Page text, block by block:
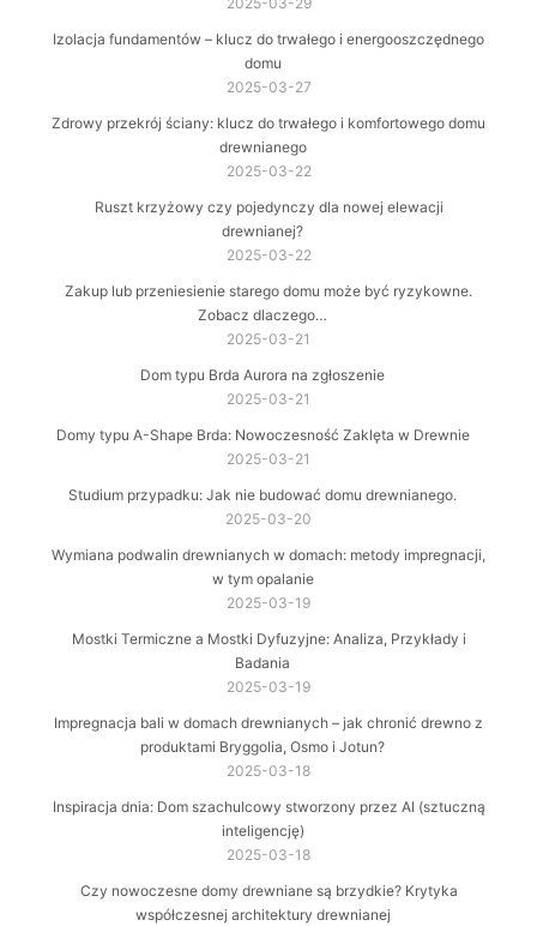
Izolacja fundamentów – klucz do trwałego i energooszczędnego
domu
2025-03-27
Zdrowy przekrój ściany: klucz do trwałego i komfortowego domu
drewnianego
2025-03-22
Ruszt krzyżowy czy pojedynczy dla nowej elewacji
drewnianej?
2025-03-22
Zakup lub przeniesienie starego domu może być ryzykowne.
Zobacz dlaczego…
2025-03-21
Dom typu Brda Aurora na zgłoszenie
2025-03-21
Domy typu A-Shape Brda: Nowoczesność Zaklęta w Drewnie
2025-03-21
Studium przypadku: Jak nie budować domu drewnianego.
2025-03-20
Wymiana podwalin drewnianych w domach: metody impregnacji,
w tym opalanie
2025-03-19
Mostki Termiczne a Mostki Dyfuzyjne: Analiza, Przykłady i
Badania
2025-03-19
Impregnacja bali w domach drewnianych – jak chronić drewno z
produktami Bryggolia, Osmo i Jotun?
2025-03-18
Inspiracja dnia: Dom szachulcowy stworzony przez AI (sztuczną
inteligencję)
2025-03-18
Czy nowoczesne domy drewniane są brzydkie? Krytyka
współczesnej architektury drewnianej